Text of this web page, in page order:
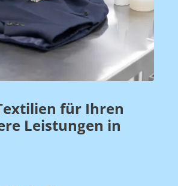
für Ihren
Leistungen in